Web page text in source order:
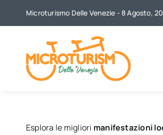
Microturismo Delle Venezie - 8 Agosto,
Esplora le migliori manifestazioni